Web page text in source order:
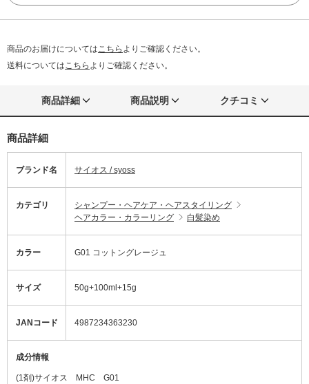
商品のお届けについてはこちら よりご確認ください。
送料についてはこちら よりご確認ください。
商品詳細 商品説明 クチコミ
商品詳細
ブランド名 サイオス / syoss
カテゴリ
シャンプー・ヘアケア・ヘアスタイリング
ヘアカラー・カラーリング
白髪染め
カラー G01 コットングレージュ
サイズ 50g+100ml+15g
JANコード 4987234363230
成分情報
(1剤)サイオス MHC G01